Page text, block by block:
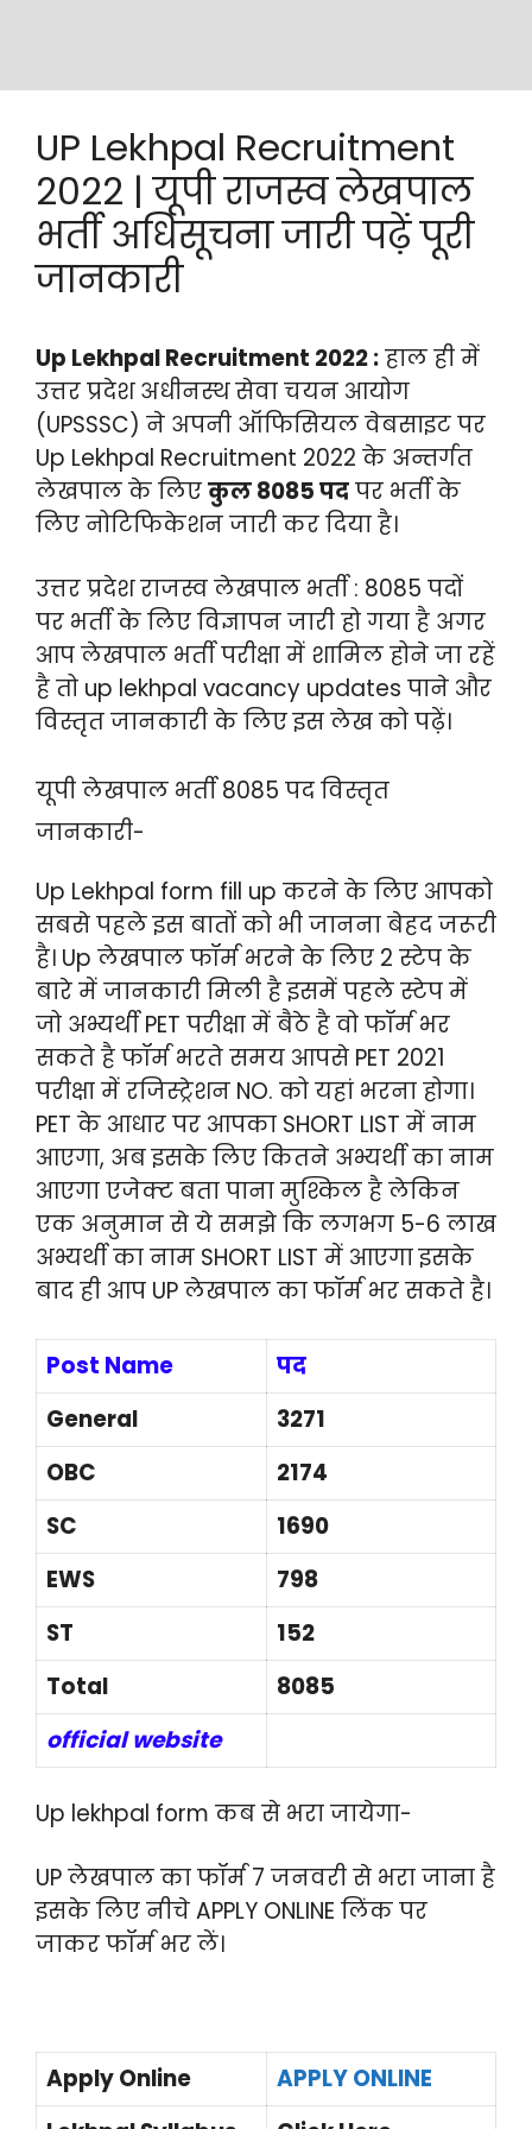
UP Lekhpal Recruitment
2022 | यूपी राजस्व लेखपाल
भर्ती अधिसूचना जारी पढ़ें पूरी
जानकारी
Up Lekhpal Recruitment 2022 :हाल ही में
उत्तर प्रदेश अधीनस्थ सेवा चयन आयोग
(UPSSSC) ने अपनी ऑफिसियल वेबसाइट पर
Up Lekhpal Recruitment 2022 के अन्तर्गत
लेखपाल के लिएकुल 8085 पदपर भर्ती के
लिए नोटिफिकेशन जारी कर दिया है।
उत्तर प्रदेश राजस्व लेखपाल भर्ती : 8085 पदों
पर भर्ती के लिए विज्ञापन जारी हो गया है अगर
आप लेखपाल भर्ती परीक्षा में शामिल होने जा रहें
है तो up lekhpal vacancy updates पाने और
विस्तृत जानकारी के लिए इस लेख को पढ़ें।
यूपी लेखपाल भर्ती 8085 पद विस्तृत
जानकारी-
Up Lekhpal form fill up करने के लिए आपको
सबसे पहले इस बातों को भी जानना बेहद जरूरी
है। Up लेखपाल फॉर्म भरने के लिए 2 स्टेप के
बारे में जानकारी मिली है इसमें पहले स्टेप में
जो अभ्यर्थी PET परीक्षा में बैठे है वो फॉर्म भर
सकते है फॉर्म भरते समय आपसे PET 2021
परीक्षा में रजिस्ट्रेशन NO. को यहां भरना होगा।
PET के आधार पर आपका SHORT LIST में नाम
आएगा, अब इसके लिए कितने अभ्यर्थी का नाम
आएगा एजेक्ट बता पाना मुश्किल है लेकिन
एक अनुमान से ये समझे कि लगभग 5-6 लाख
अभ्यर्थी का नाम SHORT LIST में आएगा इसके
बाद ही आप UP लेखपाल का फॉर्म भर सकते है।
Post Name
पद
General
3271
OBC
2174
SC
1690
EWS
798
ST
152
Total
8085
official website
Up lekhpal form कब से भरा जायेगा-
UP लेखपाल का फॉर्म 7 जनवरी से भरा जाना है
इसके लिए नीचे APPLY ONLINE लिंक पर
जाकर फॉर्म भर लें।
Apply Online
APPLY ONLINE